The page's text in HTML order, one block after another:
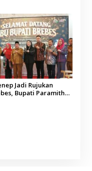
Jadi Rujukan
Bupati Paramitha